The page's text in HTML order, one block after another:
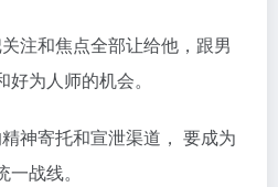
注和焦点全部让给他，跟男
为人师的机会。
神寄托和宣泄渠道， 要成为
一战线。